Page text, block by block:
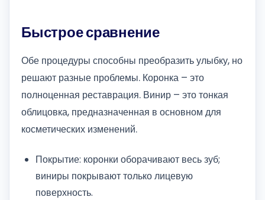
Быстрое сравнение
Обе процедуры способны преобразить улыбку, но
решают разные проблемы. Коронка – это
полноценная реставрация. Винир – это тонкая
облицовка, предназначенная в основном для
косметических изменений.
Покрытие: коронки оборачивают весь зуб;
виниры покрывают только лицевую
поверхность.